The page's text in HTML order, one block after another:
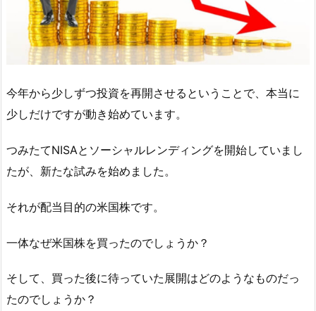
今年から少しずつ投資を再開させるということで、本当に
少しだけですが動き始めています。
つみたてNISAとソーシャルレンディングを開始していまし
たが、新たな試みを始めました。
それが配当目的の米国株です。
一体なぜ米国株を買ったのでしょうか？
そして、買った後に待っていた展開はどのようなものだっ
たのでしょうか？